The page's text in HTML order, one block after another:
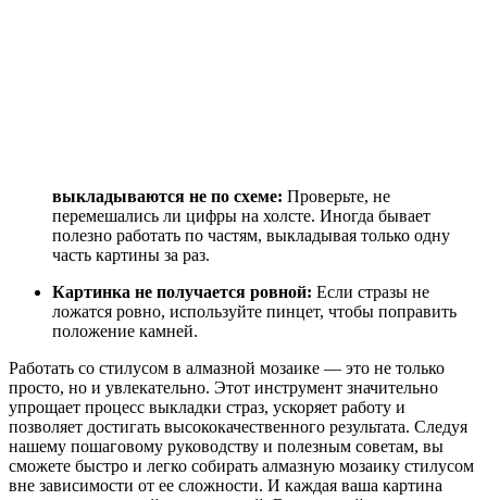
выкладываются не по схеме: Проверьте, не
перемешались ли цифры на холсте. Иногда бывает
полезно работать по частям, выкладывая только одну
часть картины за раз.
Картинка не получается ровной: Если стразы не
ложатся ровно, используйте пинцет, чтобы поправить
положение камней.
Работать со стилусом в алмазной мозаике — это не только
просто, но и увлекательно. Этот инструмент значительно
упрощает процесс выкладки страз, ускоряет работу и
позволяет достигать высококачественного результата. Следуя
нашему пошаговому руководству и полезным советам, вы
сможете быстро и легко собирать алмазную мозаику стилусом
вне зависимости от ее сложности. И каждая ваша картина